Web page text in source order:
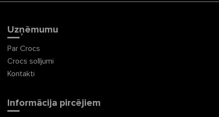
Uzņēmumu
Par Crocs
Crocs solījumi
Kontakti
Informācija pircējiem